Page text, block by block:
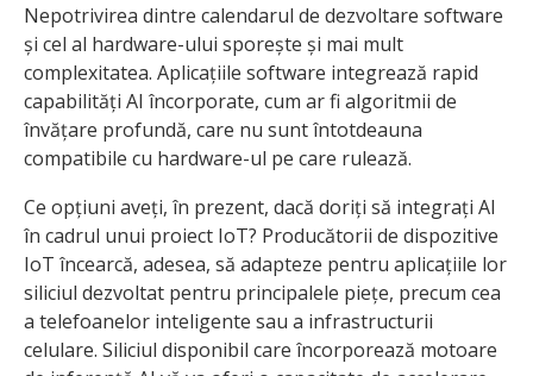
Nepotrivirea dintre calendarul de dezvoltare software
și cel al hardware-ului sporește și mai mult
complexitatea. Aplicațiile software integrează rapid
capabilități AI încorporate, cum ar fi algoritmii de
învățare profundă, care nu sunt întotdeauna
compatibile cu hardware-ul pe care rulează.
Ce opțiuni aveți, în prezent, dacă doriți să integrați AI
în cadrul unui proiect IoT? Producătorii de dispozitive
IoT încearcă, adesea, să adapteze pentru aplicațiile lor
siliciul dezvoltat pentru principalele piețe, precum cea
a telefoanelor inteligente sau a infrastructurii
celulare. Siliciul disponibil care încorporează motoare